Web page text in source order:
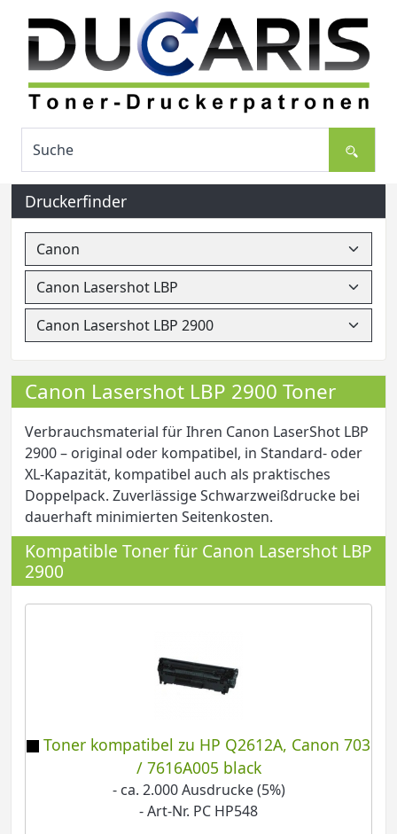
Druckerfinder
Canon Lasershot LBP 2900 Toner
Verbrauchsmaterial für Ihren Canon LaserShot LBP
2900 – original oder kompatibel, in Standard- oder
XL-Kapazität, kompatibel auch als praktisches
Doppelpack. Zuverlässige Schwarzweißdrucke bei
dauerhaft minimierten Seitenkosten.
Kompatible Toner für Canon Lasershot LBP
2900
Toner kompatibel zu HP Q2612A, Canon 703
/ 7616A005 black
- ca. 2.000 Ausdrucke (5%)
- Art-Nr. PC HP548